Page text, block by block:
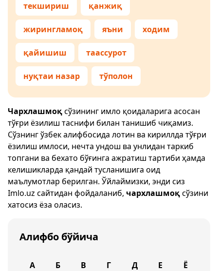
текшириш қанжиқ
жирингламоқ яъни ходим
қайишиш таассурот
нуқтаи назар тўполон
Чархлашмоқсўзининг имло қоидаларига асосан
тўғри ёзилиш таснифи билан танишиб чиқамиз.
Сўзнинг ўзбек алифбосида лотин ва кириллда тўғри
ёзилиш имлоси, нечта ундош ва унлидан таркиб
топгани ва бехато бўғинга ажратиш тартиби ҳамда
келишикларда қандай тусланишига оид
маълумотлар берилган. Ўйлаймизки, энди сиз
Imlo.uz сайтидан фойдаланиб, чархлашмоқсўзини
хатосиз ёза оласиз.
Алифбо бўйича
А Б В Г Д Е Ё